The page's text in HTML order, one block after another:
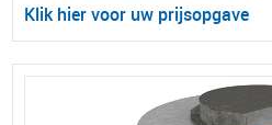
Klik hier voor uw prijsopgave